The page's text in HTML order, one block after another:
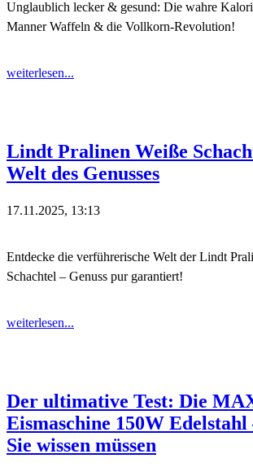
Unglaublich lecker & gesund: Die wahre
Manner Waffeln & die Vollkorn-Revolution!
weiterlesen...
Lindt Pralinen Weiße
Welt des Genusses
17.11.2025, 13:13
Entdecke die verführerische Welt der Lindt
Schachtel – Genuss pur garantiert!
weiterlesen...
Der ultimative Test: Die
Eismaschine 150W Edelstahl
Sie wissen müssen